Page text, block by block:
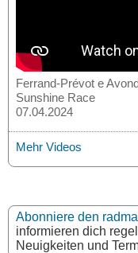
Ferrand-Prévot e
Sunshine Race
07.04.2024
Mehr Videos
Abonniere den
informieren dich
Neuigkeiten und